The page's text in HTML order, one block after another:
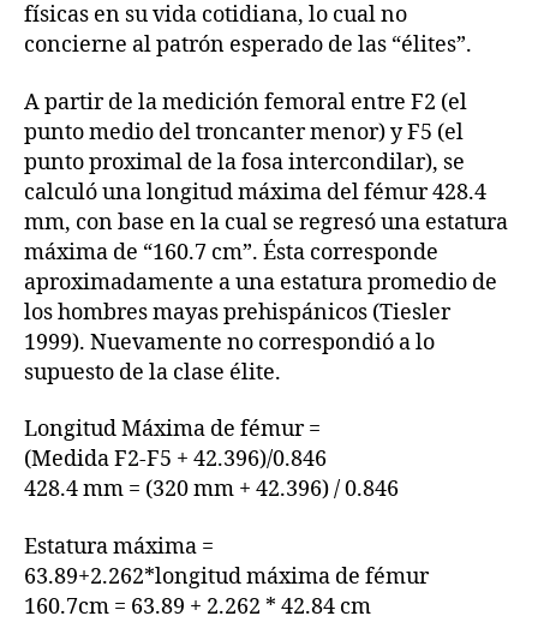
físicas en su vida cotidiana, lo cual no
concierne al patrón esperado de las “élites”.
A partir de la medición femoral entre F2 (el
punto medio del troncanter menor) y F5 (el
punto proximal de la fosa intercondilar), se
calculó una longitud máxima del fémur 428.4
mm, con base en la cual se regresó una estatura
máxima de “160.7 cm”. Ésta corresponde
aproximadamente a una estatura promedio de
los hombres mayas prehispánicos (Tiesler
1999). Nuevamente no correspondió a lo
supuesto de la clase élite.
Longitud Máxima de fémur =
(Medida F2-F5 + 42.396)/0.846
428.4 mm = (320 mm + 42.396) / 0.846
Estatura máxima =
63.89+2.262*longitud máxima de fémur
160.7cm = 63.89 + 2.262 * 42.84 cm